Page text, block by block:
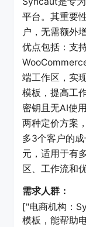
平台。其重要
户，无需额外
优点包括：支
端工作区，实
模板，提高工
密钥且无AI使
两种定价方案
多3个客户的
元，适用于有
区、工作流和
需求人群：
["电商机构：
模板，能帮助